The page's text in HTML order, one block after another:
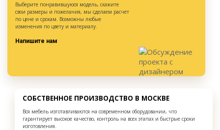
Выберите понравившуюся модель, скажите
свои размеры и пожелания, мы сделаем расчет
по цене и срокам. Возможны любые
изменения по цвету и материалу.
Напишите нам
СОБСТВЕННОЕ ПРОИЗВОДСТВО В МОСКВЕ
Вся мебель изготавливаются на современном оборудовании, что
гарантирует высокое качество, контроль на всех этапах и быстрые сроки
изготовления.